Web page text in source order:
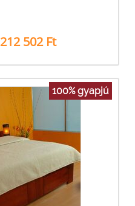
212 502 Ft
100% gyapjú